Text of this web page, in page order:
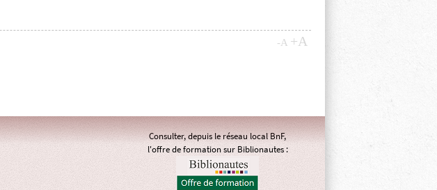
-A +A
Z
Consulter, depuis le réseau local BnF,
l'offre de formation sur Biblionautes :